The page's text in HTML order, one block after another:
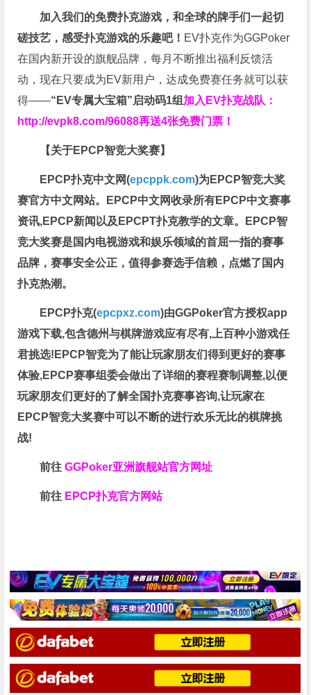
加入我们的免费扑克游戏，和全球的牌手们一起切
磋技艺，感受扑克游戏的乐趣吧！ EV扑克作为GGPoker
在国内新开设的旗舰品牌，每月不断推出福利反馈活
动，现在只要成为EV新用户，达成免费赛任务就可以获
得——“EV专属大宝箱”启动码1组加入EV扑克战队：
http://evpk8.com/96088再送4张免费门票！
【关于EPCP智竞大奖赛】
EPCP扑克中文网(epcppk.com)为EPCP智竞大奖
赛官方中文网站。EPCP中文网收录所有EPCP中文赛事
资讯,EPCP新闻以及EPCPT扑克教学的文章。EPCP智
竞大奖赛是国内电视游戏和娱乐领域的首屈一指的赛事
品牌，赛事安全公正，值得参赛选手信赖，点燃了国内
扑克热潮。
EPCP扑克(epcpxz.com)由GGPoker官方授权app
游戏下载,包含德州与棋牌游戏应有尽有,上百种小游戏任
君挑选!EPCP智竞为了能让玩家朋友们得到更好的赛事
体验,EPCP赛事组委会做出了详细的赛程赛制调整,以便
玩家朋友们更好的了解全国扑克赛事咨询,让玩家在
EPCP智竞大奖赛中可以不断的进行欢乐无比的棋牌挑
战!
前往GGPoker亚洲旗舰站官方网址
前往 EPCP扑克官方网站